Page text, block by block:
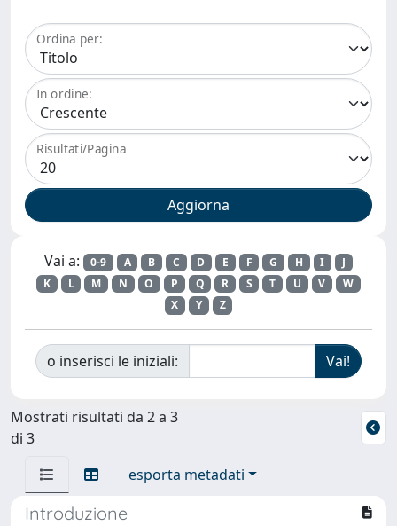
Ordina per:
In ordine:
Risultati/Pagina
Vai a: 0-9 A B C D E F G H I
J
K
L M N O P Q R S T U V
W
X
Y Z
o inserisci le iniziali:
Mostrati risultati da 2 a 3
di 3
esporta metadati
Introduzione